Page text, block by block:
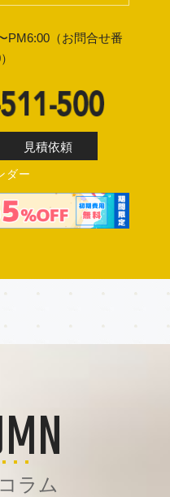
PM6:00（お問合せ番
見積依頼
ダー
ラム